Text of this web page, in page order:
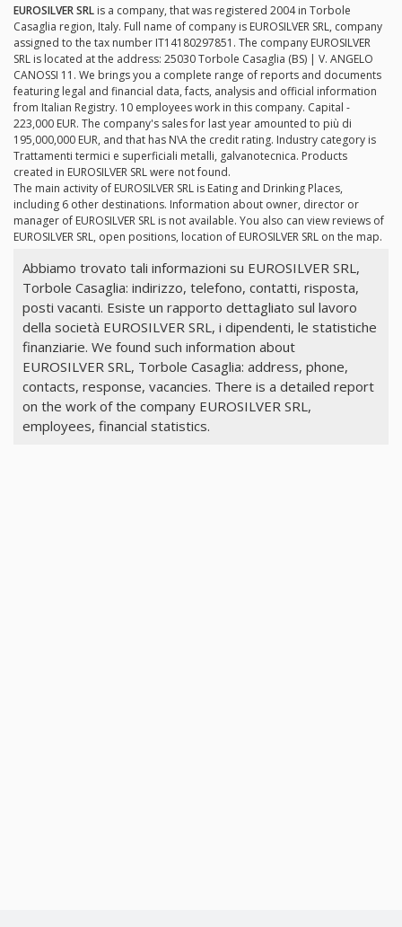
EUROSILVER SRL is a company, that was registered 2004 in Torbole
Casaglia region, Italy. Full name of company is EUROSILVER SRL, company
assigned to the tax number IT14180297851. The company EUROSILVER
SRL is located at the address: 25030 Torbole Casaglia (BS) | V. ANGELO
CANOSSI 11. We brings you a complete range of reports and documents
featuring legal and financial data, facts, analysis and official information
from Italian Registry. 10 employees work in this company. Capital -
223,000 EUR. The company's sales for last year amounted to più di
195,000,000 EUR, and that has N\A the credit rating. Industry category is
Trattamenti termici e superficiali metalli, galvanotecnica. Products
created in EUROSILVER SRL were not found.
The main activity of EUROSILVER SRL is Eating and Drinking Places,
including 6 other destinations. Information about owner, director or
manager of EUROSILVER SRL is not available. You also can view reviews of
EUROSILVER SRL, open positions, location of EUROSILVER SRL on the map.
Abbiamo trovato tali informazioni su EUROSILVER SRL,
Torbole Casaglia: indirizzo, telefono, contatti, risposta,
posti vacanti. Esiste un rapporto dettagliato sul lavoro
della società EUROSILVER SRL, i dipendenti, le statistiche
finanziarie. We found such information about
EUROSILVER SRL, Torbole Casaglia: address, phone,
contacts, response, vacancies. There is a detailed report
on the work of the company EUROSILVER SRL,
employees, financial statistics.